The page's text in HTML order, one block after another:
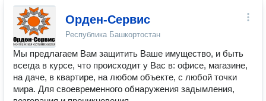
Орден-Сервис
Республика Башкортостан
Мы предлагаем Вам защитить Ваше имущество, и быть
всегда в курсе, что происходит у Вас в: офисе, магазине,
на даче, в квартире, на любом объекте, с любой точки
мира. Для своевременного обнаружения задымления,